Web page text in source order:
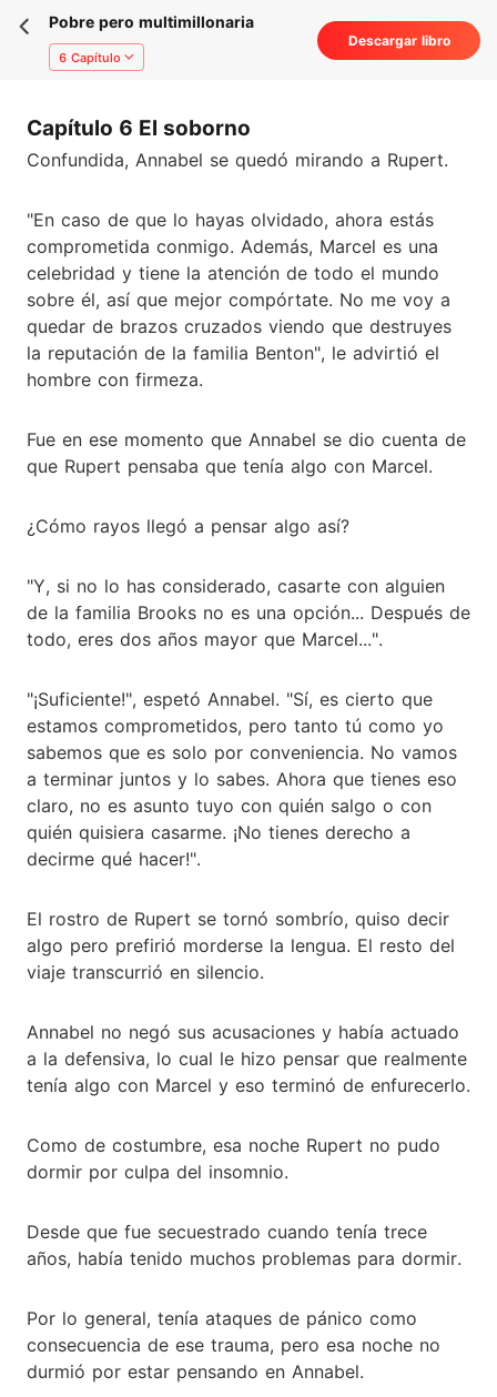
Pobre pero multimillonaria
6 Capítulo
Descargar libro
Capítulo 6 El soborno
Confundida, Annabel se quedó mirando a Rupert.
"En caso de que lo hayas olvidado, ahora estás
comprometida conmigo. Además, Marcel es una
celebridad y tiene la atención de todo el mundo
sobre él, así que mejor compórtate. No me voy a
quedar de brazos cruzados viendo que destruyes
la reputación de la familia Benton", le advirtió el
hombre con firmeza.
Fue en ese momento que Annabel se dio cuenta de
que Rupert pensaba que tenía algo con Marcel.
¿Cómo rayos llegó a pensar algo así?
"Y, si no lo has considerado, casarte con alguien
de la familia Brooks no es una opción... Después de
todo, eres dos años mayor que Marcel...".
"¡Suficiente!", espetó Annabel. "Sí, es cierto que
estamos comprometidos, pero tanto tú como yo
sabemos que es solo por conveniencia. No vamos
a terminar juntos y lo sabes. Ahora que tienes eso
claro, no es asunto tuyo con quién salgo o con
quién quisiera casarme. ¡No tienes derecho a
decirme qué hacer!".
El rostro de Rupert se tornó sombrío, quiso decir
algo pero prefirió morderse la lengua. El resto del
viaje transcurrió en silencio.
Annabel no negó sus acusaciones y había actuado
a la defensiva, lo cual le hizo pensar que realmente
tenía algo con Marcel y eso terminó de enfurecerlo.
Como de costumbre, esa noche Rupert no pudo
dormir por culpa del insomnio.
Desde que fue secuestrado cuando tenía trece
años, había tenido muchos problemas para dormir.
Por lo general, tenía ataques de pánico como
consecuencia de ese trauma, pero esa noche no
durmió por estar pensando en Annabel.